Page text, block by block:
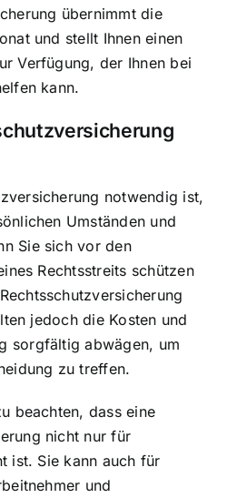
übernimmt die
und stellt Ihnen einen
Verfügung, der Ihnen bei
kann.
notwendig ist,
Umständen und
Sie sich vor den
Rechtsstreits schützen
jedoch die Kosten und
sorgfältig abwägen, um
zu treffen.
beachten, dass eine
nicht nur für
ist. Sie kann auch für
und